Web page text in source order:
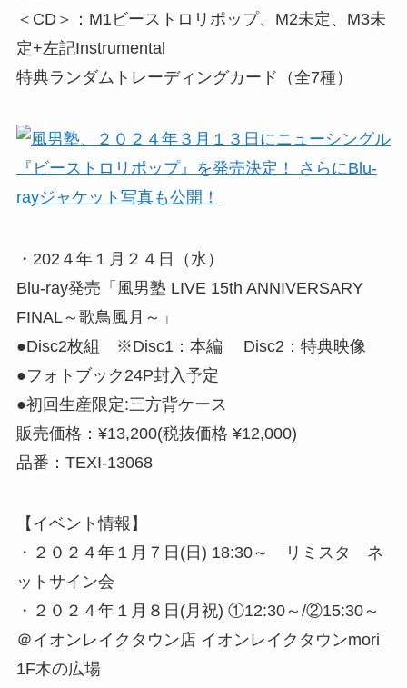
＜CD＞：M1ビーストロリポップ、M2未定、M3未
定+左記Instrumental
特典ランダムトレーディングカード（全7種）
・202４年１月２４日（水）
Blu-ray発売「風男塾 LIVE 15th ANNIVERSARY
FINAL～歌鳥風月～」
●Disc2枚組 ※Disc1：本編 Disc2：特典映像
●フォトブック24P封入予定
●初回生産限定:三方背ケース
販売価格：¥13,200(税抜価格 ¥12,000)
品番：TEXI-13068
【イベント情報】
・２０２４年１月７日(日) 18:30～ リミスタ ネ
ットサイン会
・２０２４年１月８日(月祝) ①12:30～/②15:30～
＠イオンレイクタウン店 イオンレイクタウンmori
1F木の広場